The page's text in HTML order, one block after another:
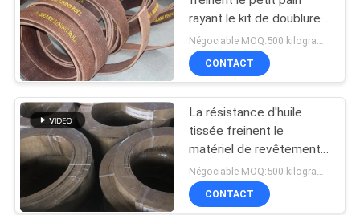
DU
SITE
PRIVACY
POLICY
rayant le kit de doublure
de patin de frein de
revêtement de frein de
treuil Brown
Négociable MOQ:500 kilogrammes
CONTACT
La résistance d'huile
tissée freinent le
matériel de revêtement,
de frein pour patin rayer
le matériel
CONTACT